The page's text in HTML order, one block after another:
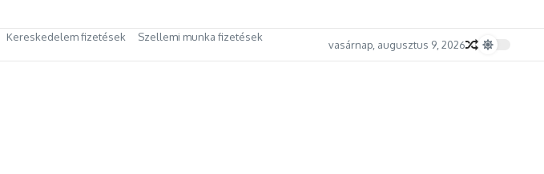
Kereskedelem fizetések
Szellemi munka fizetések
vasárnap, augusztus 9, 2026